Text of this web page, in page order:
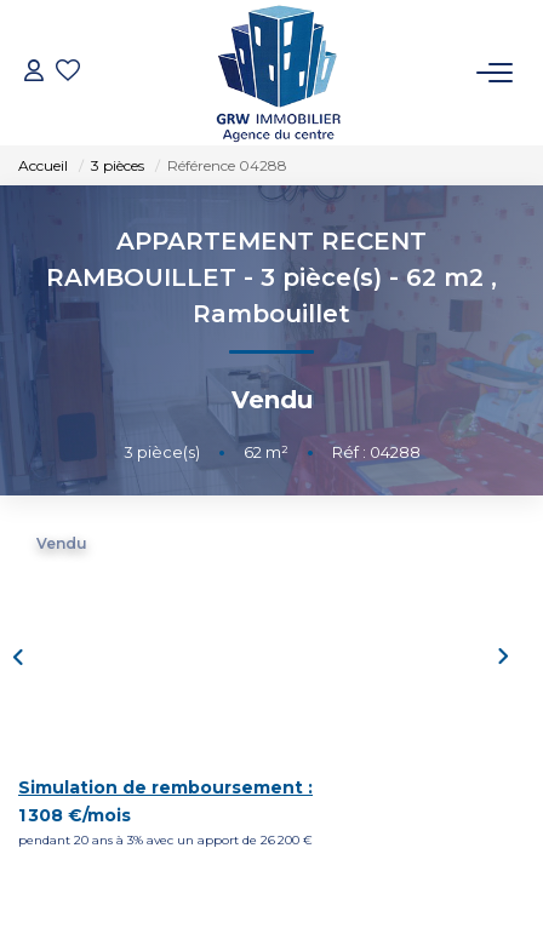
ACCUEIL
VENTES
LOCATIONS
ESTIMATION
NOTRE AGENCE
Accueil 3 pièces Référence 04288
APPARTEMENT RECENT
RAMBOUILLET - 3 pièce(s) - 62 m2 ,
Rambouillet
Vendu
3 pièce(s) • 62 m² • Réf : 04288
Vendu
Simulation de remboursement :
1 308 €/mois
pendant 20 ans à 3% avec un apport de 26 200 €